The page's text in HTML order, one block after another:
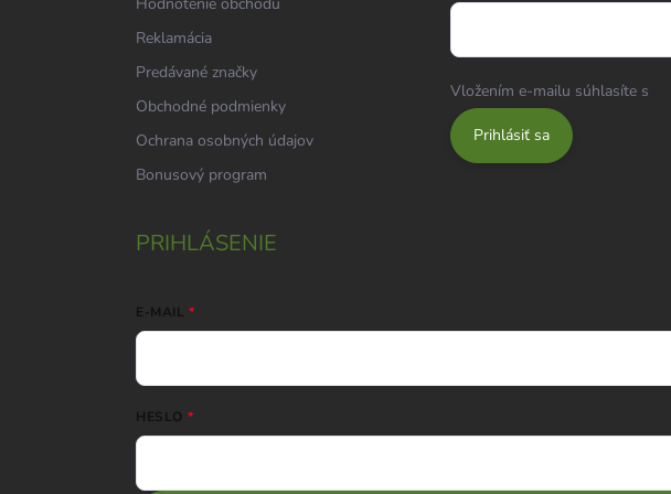
Reklamácia
Predávané značky
Obchodné podmienky
Ochrana osobných údajov
Bonusový program
Vložením e-mailu súhlasíte s
Prihlásiť sa
PRIHLÁSENIE
E-MAIL
HESLO